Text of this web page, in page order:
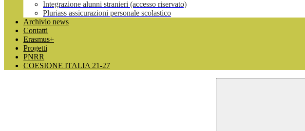
Integrazione alunni stranieri (accesso riservato)
Pluriass assicurazioni personale scolastico
Archivio news
Contatti
Erasmus+
Progetti
PNRR
COESIONE ITALIA 21-27